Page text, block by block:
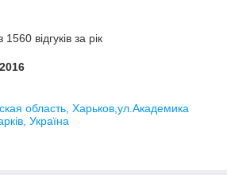
відгуків за рік
область, Харьков,ул.Академика
Україна